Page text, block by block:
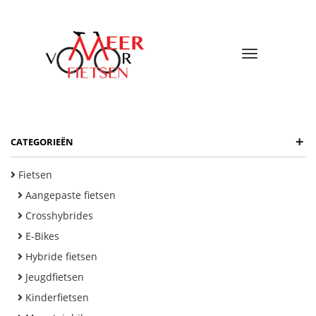
Toggle
CATEGORIEËN +
Fietsen
Aangepaste fietsen
Crosshybrides
E-Bikes
Hybride fietsen
Jeugdfietsen
Kinderfietsen